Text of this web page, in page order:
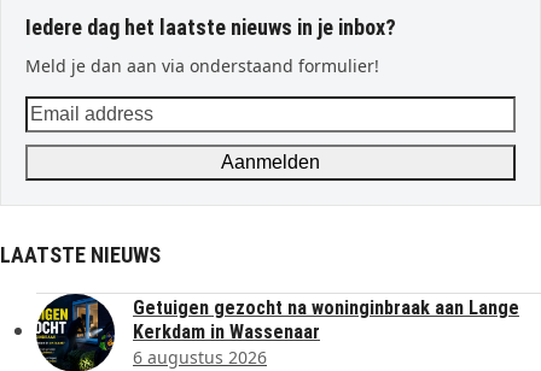
Iedere dag het laatste nieuws in je inbox?
Meld je dan aan via onderstaand formulier!
Email
address
Aanmelden
LAATSTE NIEUWS
Getuigen gezocht na woninginbraak aan Lange
Kerkdam in Wassenaar
6 augustus 2026